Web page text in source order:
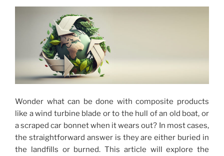
Wonder what can be done with composite products
like a wind turbine blade or to the hull of an old boat, or
a scraped car bonnet when it wears out? In most cases,
the straightforward answer is they are either buried in
the landfills or burned. This article will explore the